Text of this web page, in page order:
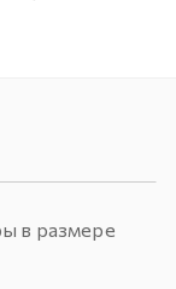
в размере